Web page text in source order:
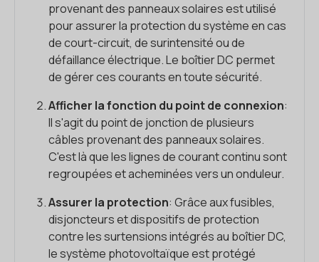
provenant des panneaux solaires est utilisé
pour assurer la protection du système en cas
de court-circuit, de surintensité ou de
défaillance électrique. Le boîtier DC permet
de gérer ces courants en toute sécurité.
Afficher la fonction du point de connexion:
Il s'agit du point de jonction de plusieurs
câbles provenant des panneaux solaires.
C'est là que les lignes de courant continu sont
regroupées et acheminées vers un onduleur.
Assurer la protection: Grâce aux fusibles,
disjoncteurs et dispositifs de protection
contre les surtensions intégrés au boîtier DC,
le système photovoltaïque est protégé